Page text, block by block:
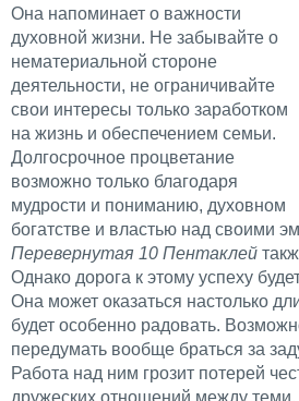
Она напоминает о важности
духовной жизни. Не забывайте о
нематериальной стороне
деятельности, не ограничивайте
свои интересы только заработком
на жизнь и обеспечением семьи.
Долгосрочное процветание
возможно только благодаря
мудрости и пониманию, духовном
богатстве и властью над своими
Перевернутая 10 Пентаклей
Однако дорога к этому успеху
Она может оказаться настолько
будет особенно радовать.
передумать вообще браться за
Работа над ним грозит потерей
дружеских отношений между теми,